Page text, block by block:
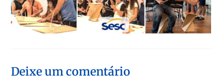
Deixe um comentário